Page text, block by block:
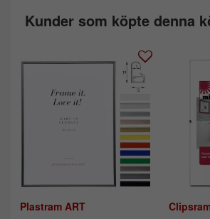
Kunder som köpte denna
Plastram ART